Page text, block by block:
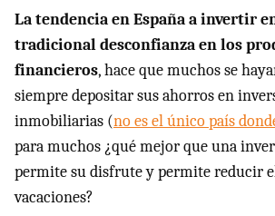
La tendencia en España a invertir
tradicional desconfianza en los
financieros, hace que muchos se
siempre depositar sus ahorros en
inmobiliarias (no es el único país
para muchos ¿qué mejor que una
permite su disfrute y permite reducir
vacaciones?